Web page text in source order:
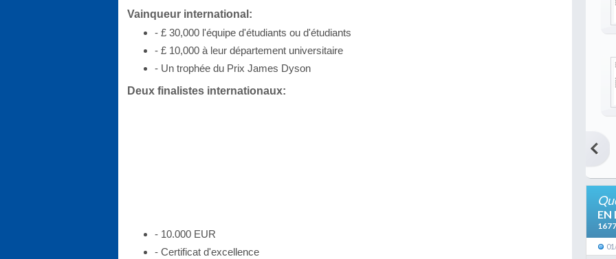
Vainqueur international:
- £ 30,000 l'équipe d'étudiants ou d'étudiants
- £ 10,000 à leur département universitaire
- Un trophée du Prix James Dyson
Deux finalistes internationaux:
- 10.000 EUR
- Certificat d'excellence
EN